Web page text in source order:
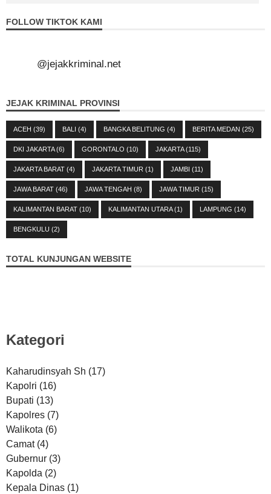
FOLLOW TIKTOK KAMI
@jejakkriminal.net
JEJAK KRIMINAL PROVINSI
ACEH (39) BALI (4) BANGKA BELITUNG (4) BERITA MEDAN (25)
DKI JAKARTA(6) GORONTALO (10) JAKARTA(115)
JAKARTA BARAT (4) JAKARTA TIMUR (1) JAMBI (11)
JAWA BARAT (46) JAWA TENGAH (8) JAWA TIMUR (15)
KALIMANTAN BARAT (10) KALIMANTAN UTARA(1) LAMPUNG (14)
BENGKULU (2)
TOTAL KUNJUNGAN WEBSITE
Kategori
Kaharudinsyah Sh (17)
Kapolri (16)
Bupati (13)
Kapolres (7)
Walikota (6)
Camat (4)
Gubernur (3)
Kapolda (2)
Kepala Dinas (1)